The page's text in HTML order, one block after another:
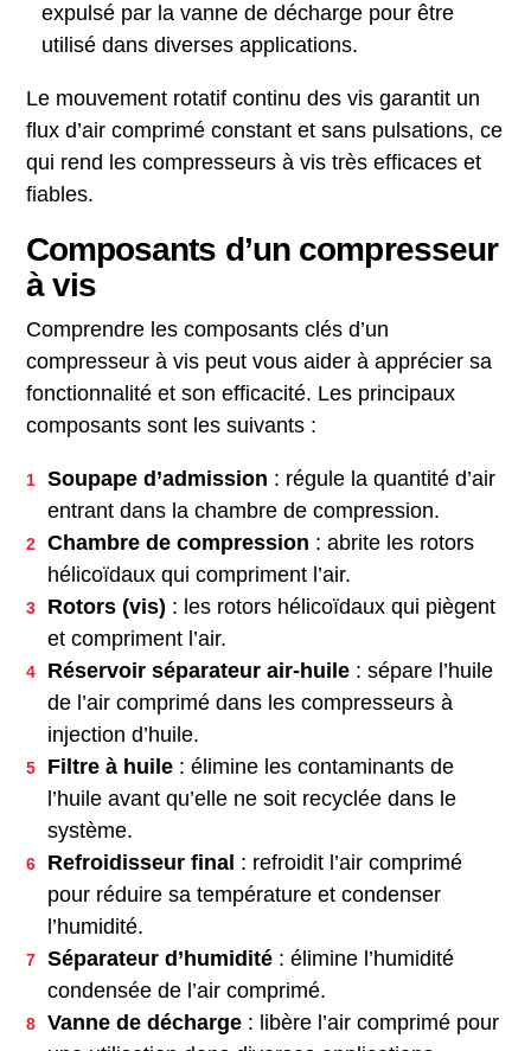
expulsé par la vanne de décharge pour être
utilisé dans diverses applications.
Le mouvement rotatif continu des vis garantit un
flux d’air comprimé constant et sans pulsations, ce
qui rend les compresseurs à vis très efficaces et
fiables.
Composants d’un compresseur
à vis
Comprendre les composants clés d’un
compresseur à vis peut vous aider à apprécier sa
fonctionnalité et son efficacité. Les principaux
composants sont les suivants :
Soupape d’admission : régule la quantité d’air
entrant dans la chambre de compression.
Chambre de compression : abrite les rotors
hélicoïdaux qui compriment l’air.
Rotors (vis) : les rotors hélicoïdaux qui piègent
et compriment l’air.
Réservoir séparateur air-huile: sépare l’huile
de l’air comprimé dans les compresseurs à
injection d’huile.
Filtre à huile: élimine les contaminants de
l’huile avant qu’elle ne soit recyclée dans le
système.
Refroidisseur final : refroidit l’air comprimé
pour réduire sa température et condenser
l’humidité.
Séparateur d’humidité: élimine l’humidité
condensée de l’air comprimé.
Vanne de décharge: libère l’air comprimé pour